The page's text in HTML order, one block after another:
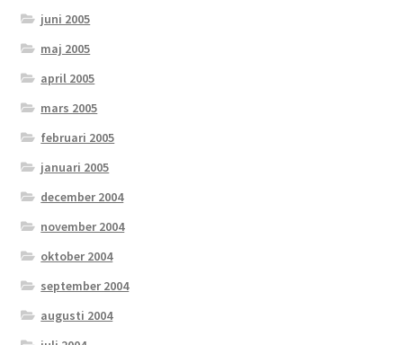
juni 2005
maj 2005
april 2005
mars 2005
februari 2005
januari 2005
december 2004
november 2004
oktober 2004
september 2004
augusti 2004